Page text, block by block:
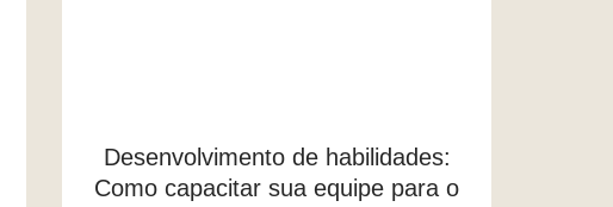
Desenvolvimento de habilidades:
Como capacitar sua equipe para o